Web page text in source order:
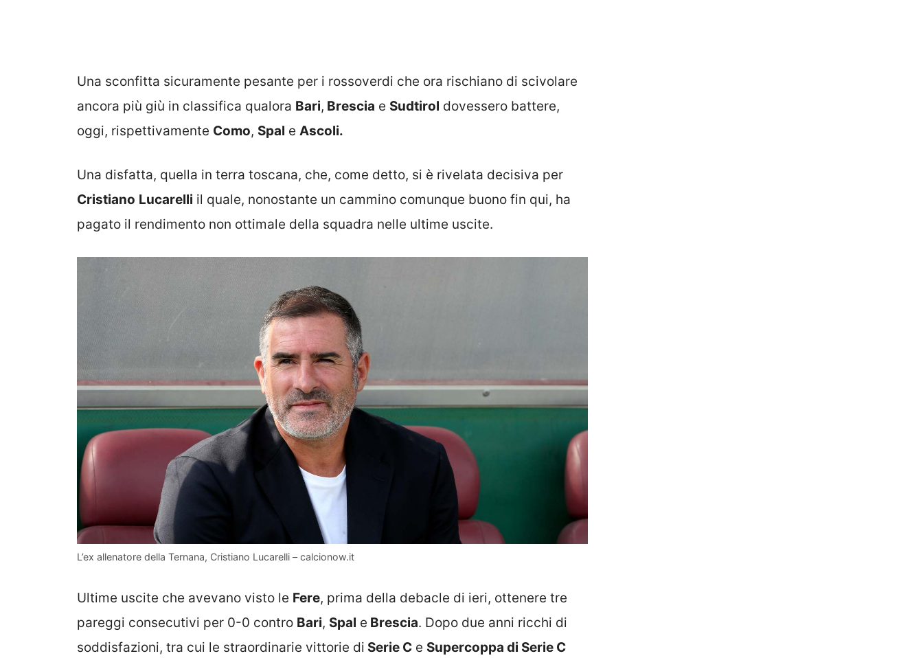
Una sconfitta sicuramente pesante per i rossoverdi che ora rischiano di scivolare
ancora più giù in classifica qualora Bari, Brescia e Sudtirol dovessero battere,
oggi, rispettivamente Como, Spal e Ascoli.
Una disfatta, quella in terra toscana, che, come detto, si è rivelata decisiva per
Cristiano Lucarelli il quale, nonostante un cammino comunque buono fin qui, ha
pagato il rendimento non ottimale della squadra nelle ultime uscite.
L’ex allenatore della Ternana, Cristiano Lucarelli – calcionow.it
Ultime uscite che avevano visto le Fere, prima della debacle di ieri, ottenere tre
pareggi consecutivi per 0-0 contro Bari, Spal e Brescia. Dopo due anni ricchi di
soddisfazioni, tra cui le straordinarie vittorie di Serie C e Supercoppa di Serie C